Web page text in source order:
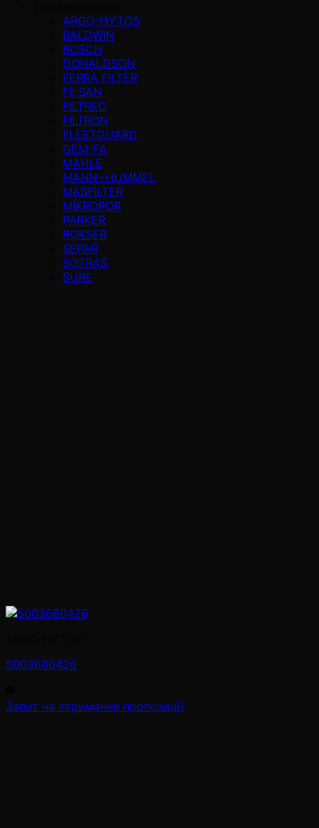
ARGO-HYTOS
BALDWIN
BOSCH
DONALDSON
FERRA FILTER
FİLSAN
FILTREC
FILTRON
FLEETGUARD
GEM-FA
MAHLE
MANN+HUMMEL
MASFİLTER
MİKROPOR
PARKER
ROKSER
SEPAR
SOTRAS
SURE
5003660426
Запит на отримання пропозиції